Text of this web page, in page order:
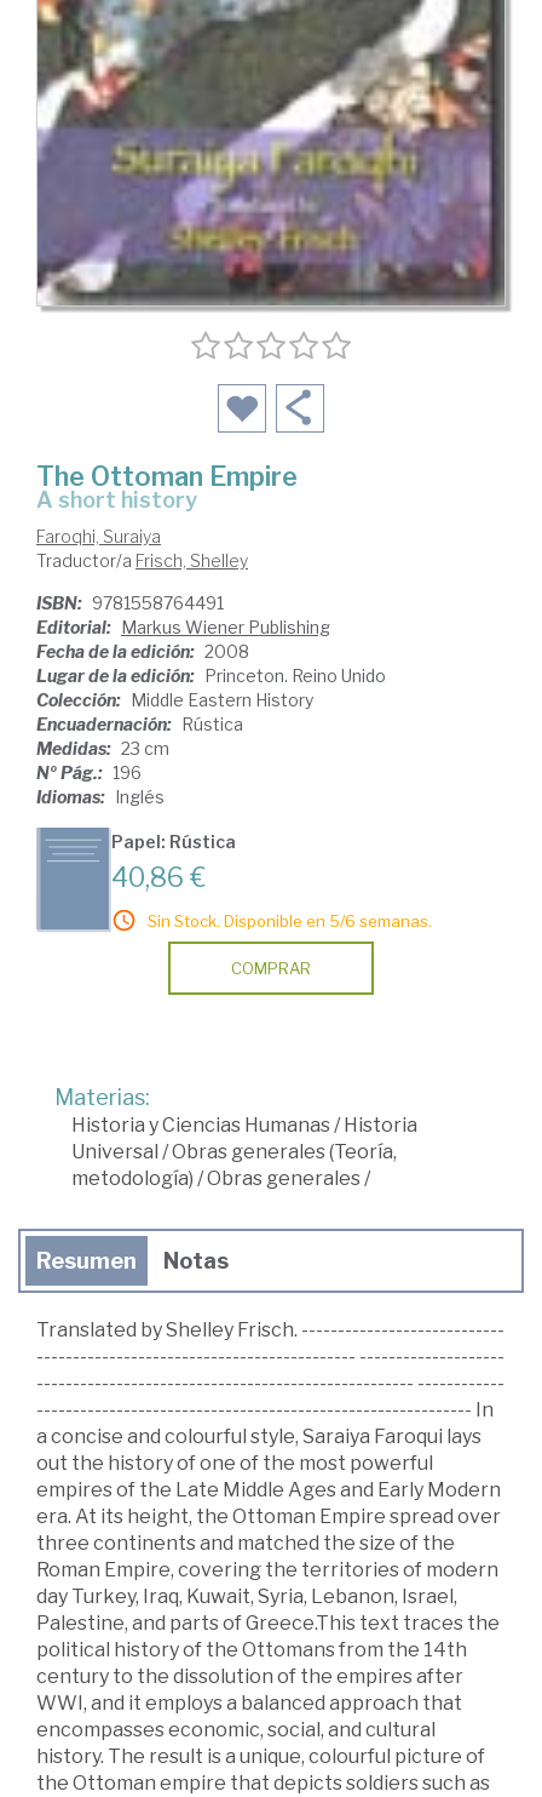
The Ottoman Empire
a short history
Faroqhi, Suraiya
Traductor/a Frisch, Shelley
ISBN: 9781558764491
Editorial: Markus Wiener Publishing
Fecha de la edición: 2008
Lugar de la edición: Princeton. Reino Unido
Colección: Middle Eastern History
Encuadernación: Rústica
Medidas: 23 cm
Nº Pág.: 196
Idiomas: Inglés
Papel: Rústica
40,86 €
Sin Stock. Disponible en 5/6 semanas.
COMPRAR
Materias:
Historia y Ciencias Humanas/Historia
Universal /Obras generales (Teoría,
metodología) /Obras generales/
Resumen Notas
Translated by Shelley Frisch. ----------------------------
-------------------------------------------- --------------------
---------------------------------------------------- ------------
------------------------------------------------------------ In
a concise and colourful style, Saraiya Faroqui lays
out the history of one of the most powerful
empires of the Late Middle Ages and Early Modern
era. At its height, the Ottoman Empire spread over
three continents and matched the size of the
Roman Empire, covering the territories of modern
day Turkey, Iraq, Kuwait, Syria, Lebanon, Israel,
Palestine, and parts of Greece.This text traces the
political history of the Ottomans from the 14th
century to the dissolution of the empires after
WWI, and it employs a balanced approach that
encompasses economic, social, and cultural
history. The result is a unique, colourful picture of
the Ottoman empire that depicts soldiers such as